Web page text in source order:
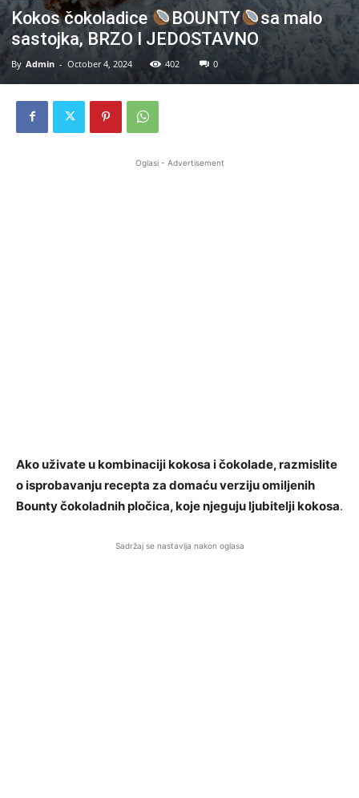
Kokos čokoladice BOUNTY
sa malo
sastojka, BRZO I JEDOSTAVNO
By Admin - October 4, 2024 402 0
Oglasi - Advertisement
Ako uživate u kombinaciji kokosa i čokolade, razmislite
o isprobavanju recepta za domaću verziju omiljenih
Bounty čokoladnih pločica, koje njeguju ljubitelji kokosa.
Sadržaj se nastavlja nakon oglasa